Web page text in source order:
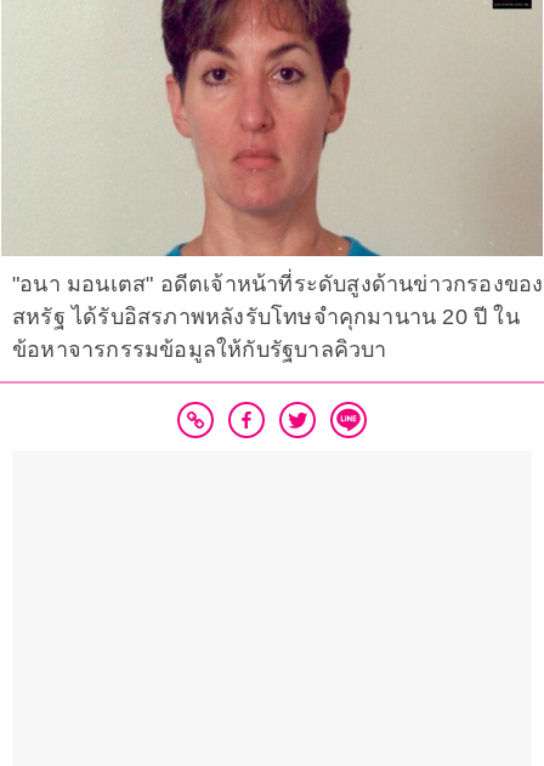
"อนา มอนเตส" อดีตเจ้าหน้าที่ระดับสูงด้านข่าวกรองของ
สหรัฐ ได้รับอิสรภาพหลังรับโทษจำคุกมานาน 20 ปี ใน
ข้อหาจารกรรมข้อมูลให้กับรัฐบาลคิวบา